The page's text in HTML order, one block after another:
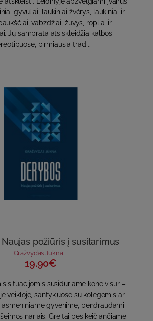
gyvuliai, laukiniai žvėrys, laukiniai ir
vabzdžiai, žuvys, ropliai ir
Jų samprata atsiskleidžia kalbos
pirmiausia tradi..
požiūris į susitarimus
Gražvydas Jukna
19.90€
situacijomis susiduriame kone visur –
veikloje, santykiuose su kolegomis ar
asmeniniame gyvenime, bendraudami
nariais. Greitai besikeičiančiame